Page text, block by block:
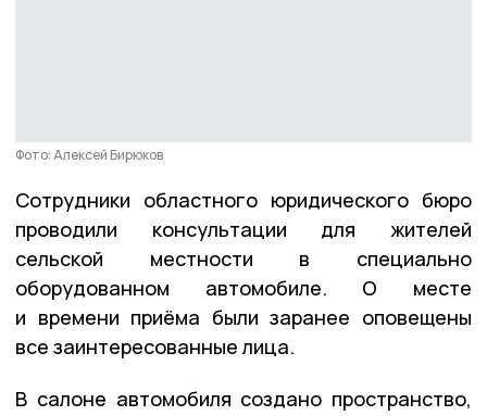
Фото: Алексей Бирюков
Сотрудники областного юридического бюро
проводили консультации для жителей
сельской местности в специально
оборудованном автомобиле. О месте
и времени приёма были заранее оповещены
все заинтересованные лица.
В салоне автомобиля создано пространство,